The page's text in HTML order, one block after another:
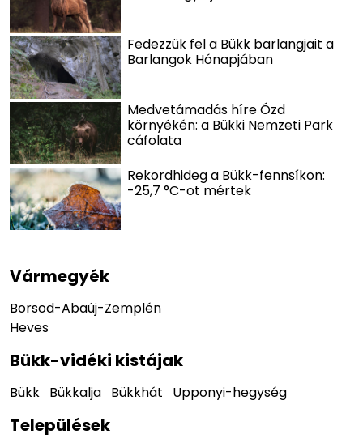
Fedezzük fel a Bükk barlangjait a
Barlangok Hónapjában
Medvetámadás híre Ózd
környékén: a Bükki Nemzeti Park
cáfolata
Rekordhideg a Bükk-fennsíkon:
-25,7 °C-ot mértek
Vármegyék
Borsod-Abaúj-Zemplén
Heves
Bükk-vidéki kistájak
Bükk Bükkalja Bükkhát Upponyi-hegység
Települések